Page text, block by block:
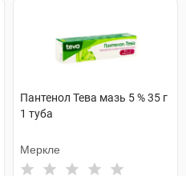
Пантенол Тева мазь 5 % 35 г
1 туба
Меркле